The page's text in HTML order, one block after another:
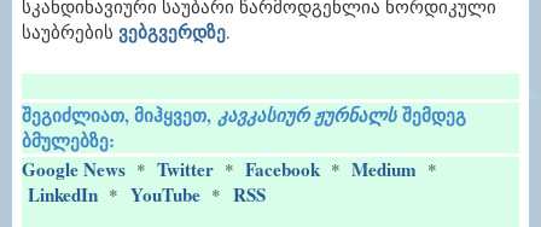
სკანდინავიური საუბარი წარმოდგენლია ნორდიკული
საუბრების ვებგვერდზე.
შეგიძლიათ, მიჰყვეთ, კავკასიურ ჟურნალსშემდეგ
ბმულებზე:
Google News * Twitter * Facebook * Medium *
LinkedIn * YouTube * RSS